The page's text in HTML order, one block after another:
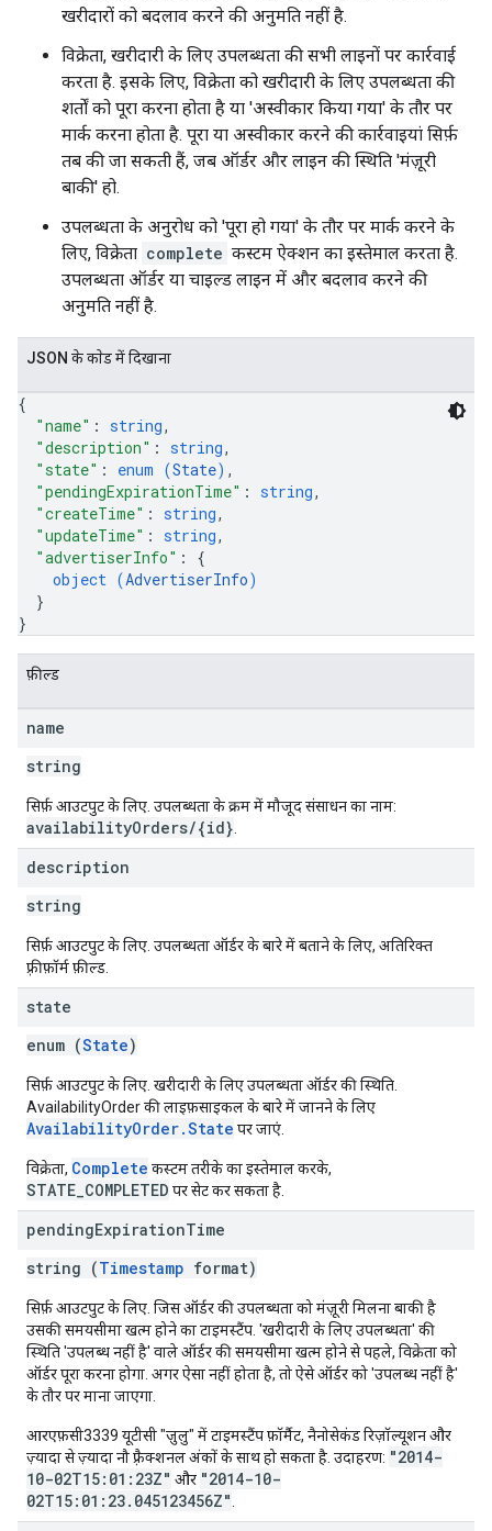
खरीदारों को बदलाव करने की अनुमति नहीं है.
विक्रेता, खरीदारी के लिए उपलब्धता की सभी लाइनों पर कार्रवाई
करता है. इसके लिए, विक्रेता को खरीदारी के लिए उपलब्धता की
शर्तों को पूरा करना होता है या 'अस्वीकार किया गया' के तौर पर
मार्क करना होता है. पूरा या अस्वीकार करने की कार्रवाइयां सिर्फ़
तब की जा सकती हैं, जब ऑर्डर और लाइन की स्थिति 'मंज़ूरी
बाकी' हो.
उपलब्धता के अनुरोध को 'पूरा हो गया' के तौर पर मार्क करने के
लिए, विक्रेता complete कस्टम ऐक्शन का इस्तेमाल करता है.
उपलब्धता ऑर्डर या चाइल्ड लाइन में और बदलाव करने की
अनुमति नहीं है.
JSON के काेड में दिखाना
{
"name" : string,
"description" : string,
"state" : enum (State) ,
"pendingExpirationTime" : string,
"createTime" : string,
"updateTime" : string,
"advertiserInfo" : {
object (AdvertiserInfo)
}
}
फ़ील्ड
name
string
सिर्फ़ आउटपुट के लिए. उपलब्धता के क्रम में मौजूद संसाधन का नाम:
availabilityOrders/{id}
description
string
सिर्फ़ आउटपुट के लिए. उपलब्धता ऑर्डर के बारे में बताने के लिए, अतिरिक्त
फ़्रीफ़ॉर्म फ़ील्ड.
state
enum (State)
सिर्फ़ आउटपुट के लिए. खरीदारी के लिए उपलब्धता ऑर्डर की स्थिति.
AvailabilityOrder की लाइफ़साइकल के बारे में जानने के लिए
AvailabilityOrder.State पर जाएं.
विक्रेता, Complete कस्टम तरीके का इस्तेमाल करके,
STATE_COMPLETED पर सेट कर सकता है.
pendingExpirationTime
string (Timestamp format)
सिर्फ़ आउटपुट के लिए. जिस ऑर्डर की उपलब्धता को मंज़ूरी मिलना बाकी है
उसकी समयसीमा खत्म होने का टाइमस्टैंप. 'खरीदारी के लिए उपलब्धता' की
स्थिति 'उपलब्ध नहीं है' वाले ऑर्डर की समयसीमा खत्म होने से पहले, विक्रेता को
ऑर्डर पूरा करना होगा. अगर ऐसा नहीं होता है, तो ऐसे ऑर्डर को 'उपलब्ध नहीं है'
के तौर पर माना जाएगा.
आरएफ़सी3339 यूटीसी "ज़ुलु" में टाइमस्टैंप फ़ॉर्मैट, नैनोसेकंड रिज़ॉल्यूशन और
ज़्यादा से ज़्यादा नौ फ़्रैक्शनल अंकों के साथ हो सकता है. उदाहरण: "2014-
10-02T15:01:23Z" और "2014-10-
02T15:01:23.045123456Z"